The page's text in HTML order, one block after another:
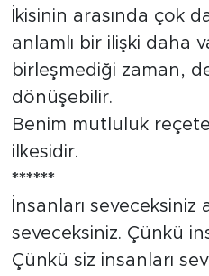
İkisinin arasında çok
anlamlı bir ilişki daha
birleşmediği zaman,
dönüşebilir.
Benim mutluluk
ilkesidir.
******
İnsanları seveceksiniz
seveceksiniz. Çünkü
Çünkü siz insanları